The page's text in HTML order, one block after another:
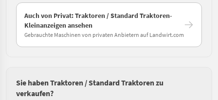
Auch von Privat: Traktoren / Standard Traktoren-
Kleinanzeigen ansehen
Gebrauchte Maschinen von privaten Anbietern auf Landwirt.com
Sie haben Traktoren / Standard Traktoren zu
verkaufen?